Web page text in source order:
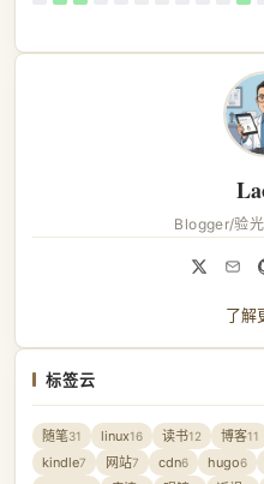
Blogger/验
了解
标签云
随笔31 linux16 读书12 博客11
kindle7 网站7 cdn6 hugo6